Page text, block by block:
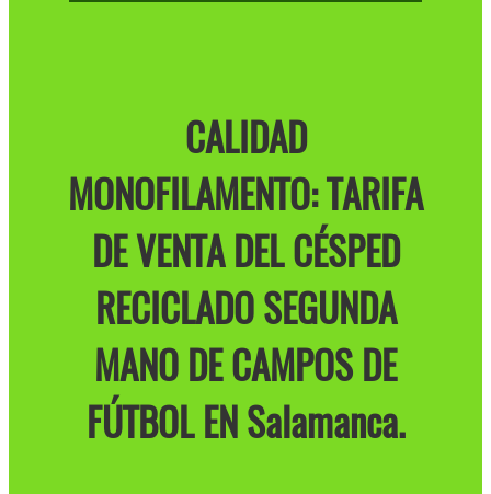
CALIDAD
MONOFILAMENTO: TARIFA
DE VENTA DEL CÉSPED
RECICLADO SEGUNDA
MANO DE CAMPOS DE
FÚTBOL EN Salamanca.